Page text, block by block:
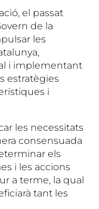
el passat
de la
les
i implementant
estratègies
i
les necessitats
consensuada
els
i les accions
a terme, la qual
tant les